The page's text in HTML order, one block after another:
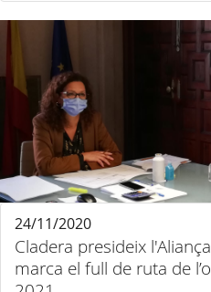
Cladera presideix
marca el full de ruta de
24/11/2020